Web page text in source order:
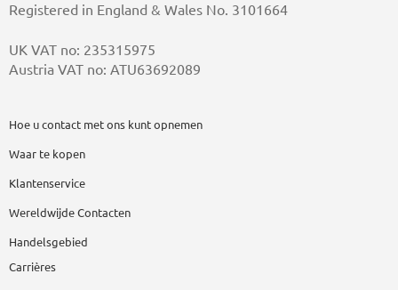
Registered in England & Wales No. 3101664
UK VAT no: 235315975
Austria VAT no: ATU63692089
Hoe u contact met ons kunt opnemen
Waar te kopen
Klantenservice
Wereldwijde Contacten
Handelsgebied
Carrières